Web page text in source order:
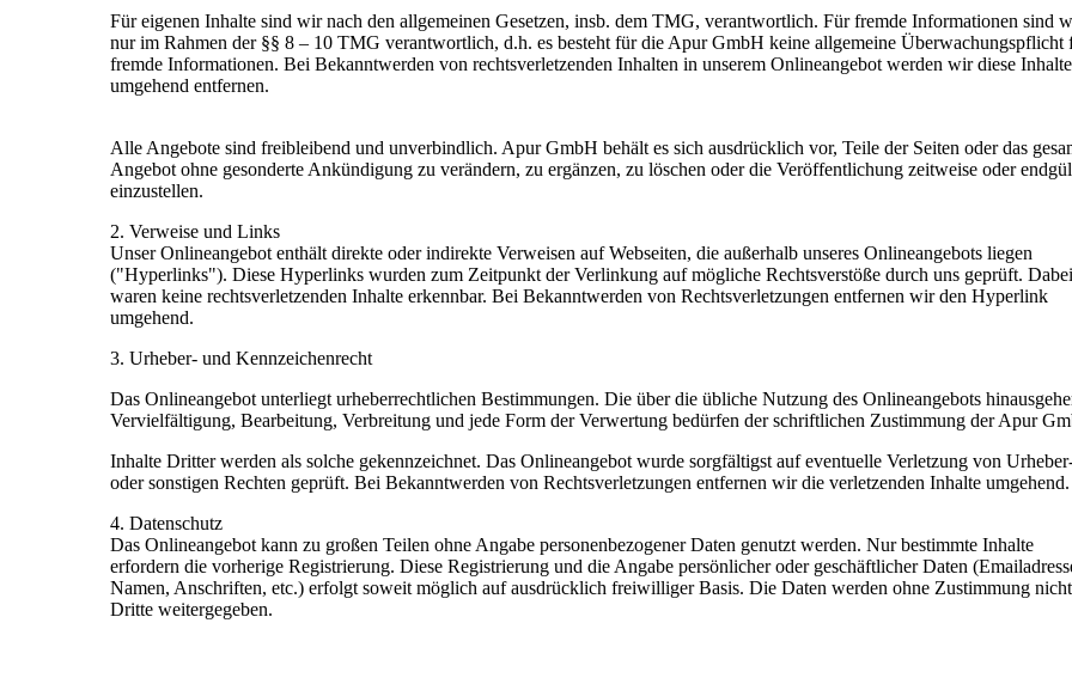
Für eigenen Inhalte sind wir nach den allgemeinen Gesetzen, insb. dem TMG, verantwortlich. Für fremde Informationen sind
nur im Rahmen der §§ 8 – 10 TMG verantwortlich, d.h. es besteht für die Apur GmbH keine allgemeine Überwachungspflicht
fremde Informationen. Bei Bekanntwerden von rechtsverletzenden Inhalten in unserem Onlineangebot werden wir diese Inhalte
umgehend entfernen.
Alle Angebote sind freibleibend und unverbindlich. Apur GmbH behält es sich ausdrücklich vor, Teile der Seiten oder das
Angebot ohne gesonderte Ankündigung zu verändern, zu ergänzen, zu löschen oder die Veröffentlichung zeitweise oder
einzustellen.
2. Verweise und Links
Unser Onlineangebot enthält direkte oder indirekte Verweisen auf Webseiten, die außerhalb unseres Onlineangebots liegen
("Hyperlinks"). Diese Hyperlinks wurden zum Zeitpunkt der Verlinkung auf mögliche Rechtsverstöße durch uns geprüft. Dabei
waren keine rechtsverletzenden Inhalte erkennbar. Bei Bekanntwerden von Rechtsverletzungen entfernen wir den Hyperlink
umgehend.
3. Urheber- und Kennzeichenrecht
Das Onlineangebot unterliegt urheberrechtlichen Bestimmungen. Die über die übliche Nutzung des Onlineangebots
Vervielfältigung, Bearbeitung, Verbreitung und jede Form der Verwertung bedürfen der schriftlichen Zustimmung der Apur
Inhalte Dritter werden als solche gekennzeichnet. Das Onlineangebot wurde sorgfältigst auf eventuelle Verletzung von
oder sonstigen Rechten geprüft. Bei Bekanntwerden von Rechtsverletzungen entfernen wir die verletzenden Inhalte umgehend.
4. Datenschutz
Das Onlineangebot kann zu großen Teilen ohne Angabe personenbezogener Daten genutzt werden. Nur bestimmte Inhalte
erfordern die vorherige Registrierung. Diese Registrierung und die Angabe persönlicher oder geschäftlicher Daten
Namen, Anschriften, etc.) erfolgt soweit möglich auf ausdrücklich freiwilliger Basis. Die Daten werden ohne Zustimmung
Dritte weitergegeben.